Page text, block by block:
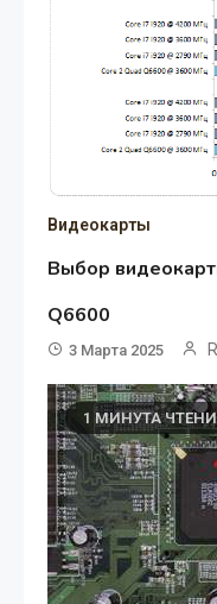
Видеокарты
Выбор
Q6600
3 Марта 2025
1 МИНУТА